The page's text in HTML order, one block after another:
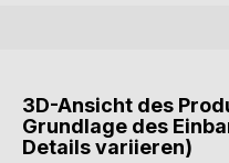
3D-Ansicht des
Grundlage des
Details variieren)